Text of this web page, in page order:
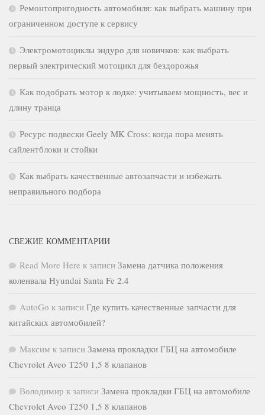
Ремонтопригодность автомобиля: как выбрать машину при
ограниченном доступе к сервису
Электромотоциклы эндуро для новичков: как выбрать
первый электрический мотоцикл для бездорожья
Как подобрать мотор к лодке: учитываем мощность, вес и
длину транца
Ресурс подвески Geely MK Cross: когда пора менять
сайлентблоки и стойки
Как выбрать качественные автозапчасти и избежать
неправильного подбора
СВЕЖИЕ КОММЕНТАРИИ
Read More Here к записи Замена датчика положения
коленвала Hyundai Santa Fe 2.4
AutoGo к записи Где купить качественные запчасти для
китайских автомобилей?
Максим к записи Замена прокладки ГБЦ на автомобиле
Chevrolet Aveo Т250 1,5 8 клапанов
Володимир к записи Замена прокладки ГБЦ на автомобиле
Chevrolet Aveo Т250 1,5 8 клапанов